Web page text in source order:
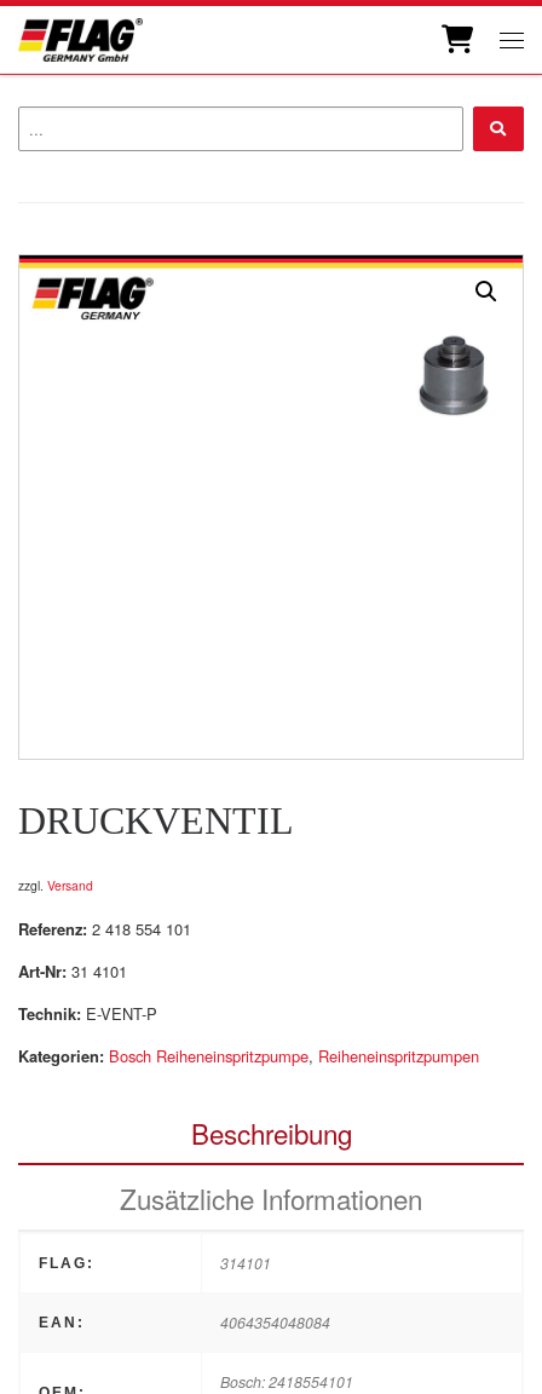
Zum Inhalt springen
DRUCKVENTIL
zzgl. Versand
Referenz: 2 418 554 101
Art-Nr: 31 4101
Technik: E-VENT-P
Kategorien: Bosch Reiheneinspritzpumpe, Reiheneinspritzpumpen
Beschreibung
Zusätzliche Informationen
FLAG: 314101
EAN: 4064354048084
Bosch: 2418554101